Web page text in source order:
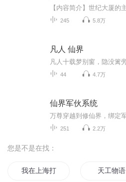
245 5.8万
凡人 仙界
44 4.7万
仙界军伙系统
251 2.2万
您是不是在找：
我在上海打工 天工物语